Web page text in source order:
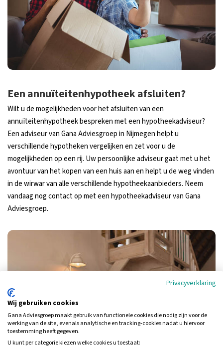
Een annuïteitenhypotheek afsluiten?
Wilt u de mogelijkheden voor het afsluiten van een
annuïteitenhypotheek bespreken met een hypotheekadviseur?
Een adviseur van Gana Adviesgroep in Nijmegen helpt u
verschillende hypotheken vergelijken en zet voor u de
mogelijkheden op een rij. Uw persoonlijke adviseur gaat met u het
avontuur van het kopen van een huis aan en helpt u de weg vinden
in de wirwar van alle verschillende hypotheekaanbieders. Neem
vandaag nog contact op met een hypotheekadviseur van Gana
Adviesgroep.
Privacyverklaring
Wij gebruiken cookies
Gana Adviesgroep maakt gebruik van functionele cookies die nodig zijn voor de
werking van de site, evenals analytische en tracking‑cookies nadat u hiervoor
toestemming heeft gegeven.
U kunt per categorie kiezen welke cookies u toestaat: